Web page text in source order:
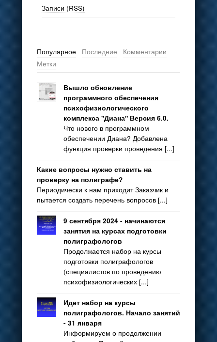
Записи (RSS)
Популярное Последние
Комментарии
Метки
Вышло обновление
программного обеспечения
психофизиологического
комплекса "Диана" Версия 6.0.
Что нового в программном
обеспечении Диана? Добавлена
функция проверки проведения [...]
Какие вопросы нужно ставить на
проверку на полиграфе?
Периодически к нам приходит Заказчик и
пытается создать перечень вопросов [...]
9 сентября 2024 - начинаются
занятия на курсах подготовки
полиграфологов
Продолжается набор на курсы
подготовки полиграфологов
(специалистов по проведению
психофизиологических [...]
Идет набор на курсы
полиграфологов. Начало занятий
- 31 января
Информируем о продолжении